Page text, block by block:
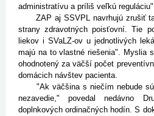
administratívu a príliš veľkú
ZAP aj SSVPL navrhujú zrušiť
strany zdravotných poisťovní. Tie
liekov i SVaLZ-ov u jednotlivých
majú na to vlastné riešenia". Myslia
ohodnotený za väčší počet
domácich návštev pacienta.
"Ak väčšina s niečím nebude
nezavedie," povedal nedávno
doplnkových ordinačných hodín. S